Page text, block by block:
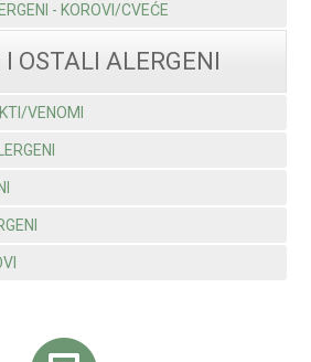
- KOROVI/CVEĆE
OSTALI ALERGENI
VENOMI